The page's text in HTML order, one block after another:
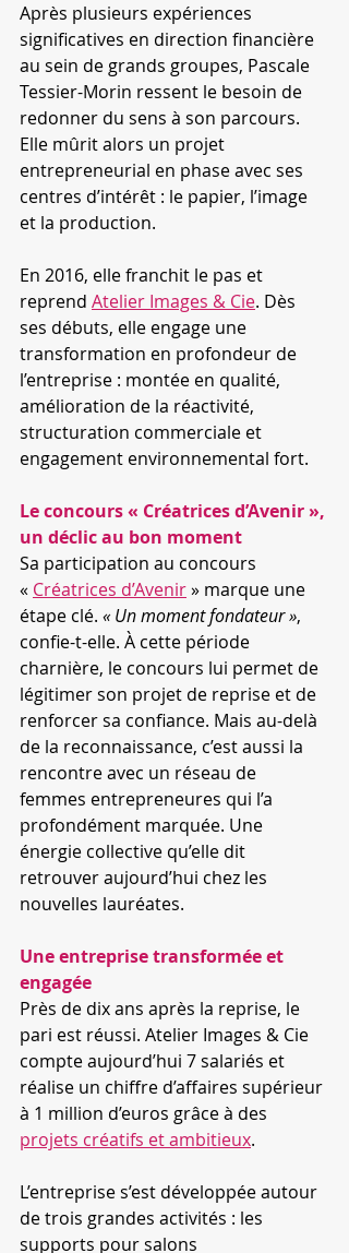
Après plusieurs expériences
significatives en direction financière
au sein de grands groupes, Pascale
Tessier-Morin ressent le besoin de
redonner du sens à son parcours.
Elle mûrit alors un projet
entrepreneurial en phase avec ses
centres d’intérêt : le papier, l’image
et la production.
En 2016, elle franchit le pas et
reprend Atelier Images & Cie. Dès
ses débuts, elle engage une
transformation en profondeur de
l’entreprise : montée en qualité,
amélioration de la réactivité,
structuration commerciale et
engagement environnemental fort.
Le concours « Créatrices d’Avenir »,
un déclic au bon moment
Sa participation au concours
« Créatrices d’Avenir » marque une
étape clé. « Un moment fondateur »,
confie-t-elle. À cette période
charnière, le concours lui permet de
légitimer son projet de reprise et de
renforcer sa confiance. Mais au-delà
de la reconnaissance, c’est aussi la
rencontre avec un réseau de
femmes entrepreneures qui l’a
profondément marquée. Une
énergie collective qu’elle dit
retrouver aujourd’hui chez les
nouvelles lauréates.
Une entreprise transformée et
engagée
Près de dix ans après la reprise, le
pari est réussi. Atelier Images & Cie
compte aujourd’hui 7 salariés et
réalise un chiffre d’affaires supérieur
à 1 million d’euros grâce à des
projets créatifs et ambitieux.
L’entreprise s’est développée autour
de trois grandes activités : les
supports pour salons